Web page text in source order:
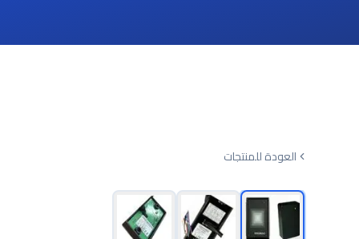
العودة للمنتجات